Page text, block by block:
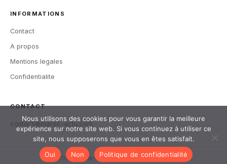
INFORMATIONS
Contact
A propos
Mentions legales
Confidentialite
CONTACT
contact@maroc-actu.com
© 2026Maroc-Actu— Tous droits reserves
Nous utilisons des cookies pour vous garantir la meilleure
expérience sur notre site web. Si vous continuez à utiliser ce
site, nous supposerons que vous en êtes satisfait.
Oui
Non Politique de confidentialité